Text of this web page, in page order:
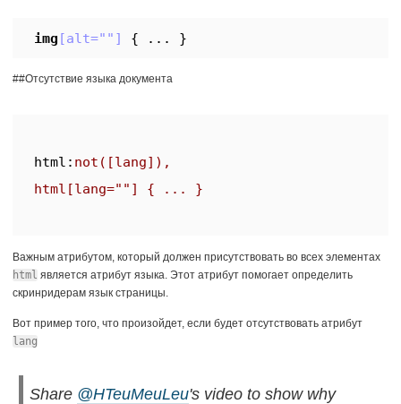
img [alt=""] { ... }
##Отсутствие языка документа
html : not ([lang]),
html[lang=""
Важным атрибутом, который должен присутствовать во всех элементах
html является атрибут языка. Этот атрибут помогает определить
скринридерам язык страницы.
Вот пример того, что произойдет, если будет отсутствовать атрибут
lang
Share @HTeuMeuLeu's video to show why